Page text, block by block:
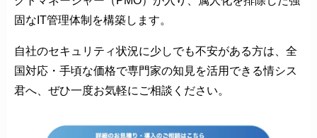
固なIT管理体制を構築します。
自社のセキュリティ状況に少しでも不安がある方は、全
国対応・手頃な価格で専門家の知見を活用できる情シス
君へ、ぜひ一度お気軽にご相談ください。